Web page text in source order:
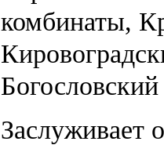
комбинаты,
Заслуживает